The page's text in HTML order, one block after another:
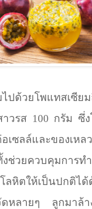
ไปด้วยโพแทส
าวรส 100 กรัม ซึ่
ซลล์และของเหล
งช่วยควบคุมการท
โลหิตให้เป็นป
ดหลายๆ ลูกมาล้